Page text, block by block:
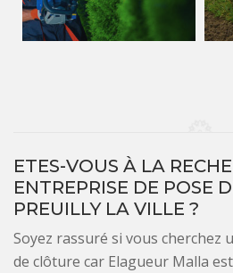
ETES-VOUS À LA
ENTREPRISE DE POSE
PREUILLY LA VILLE ?
Soyez rassuré si vous cherchez
de clôture car Elagueur Malla